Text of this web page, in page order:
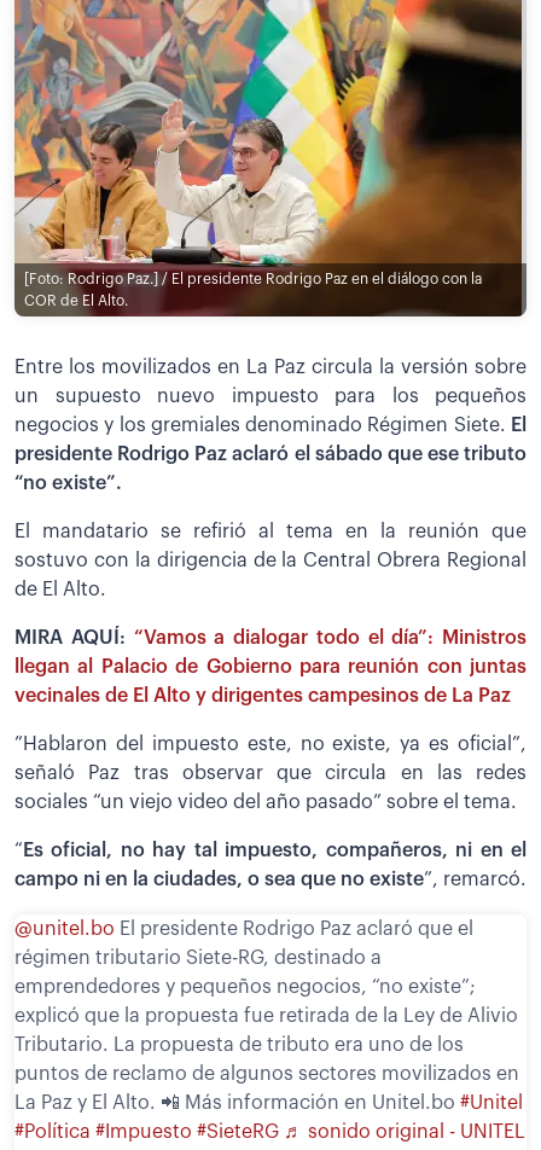
[Foto: Rodrigo Paz.] / El presidente Rodrigo Paz en el diálogo con la
COR de El Alto.
Entre los movilizados en La Paz circula la versión sobre
un supuesto nuevo impuesto para los pequeños
negocios y los gremiales denominado Régimen Siete. El
presidente Rodrigo Paz aclaró el sábado que ese tributo
“no existe”.
El mandatario se refirió al tema en la reunión que
sostuvo con la dirigencia de la Central Obrera Regional
de El Alto.
MIRA AQUÍ: “Vamos a dialogar todo el día”: Ministros
llegan al Palacio de Gobierno para reunión con juntas
vecinales de El Alto y dirigentes campesinos de La Paz
”Hablaron del impuesto este, no existe, ya es oficial”,
señaló Paz tras observar que circula en las redes
sociales “un viejo video del año pasado” sobre el tema.
“ Es oficial, no hay tal impuesto, compañeros, ni en el
campo ni en la ciudades, o sea que no existe”, remarcó.
@unitel.bo El presidente Rodrigo Paz aclaró que el
régimen tributario Siete-RG, destinado a
emprendedores y pequeños negocios, “no existe”;
explicó que la propuesta fue retirada de la Ley de Alivio
Tributario. La propuesta de tributo era uno de los
puntos de reclamo de algunos sectores movilizados en
La Paz y El Alto. 📲 Más información en Unitel.bo #Unitel
#Política #Impuesto #SieteRG ♬ sonido original - UNITEL